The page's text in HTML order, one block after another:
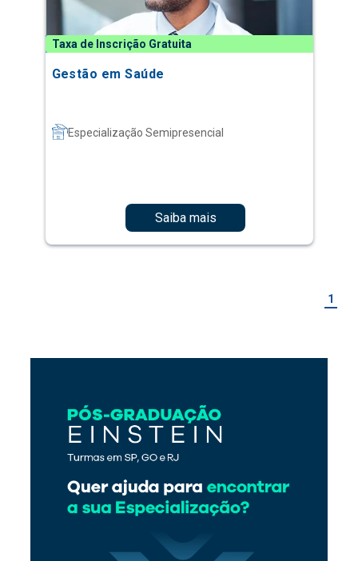
Taxa de Inscrição Gratuita
Gestão em Saúde
Especialização Semipresencial
Saiba mais
1